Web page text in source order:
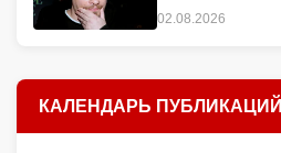
02.08.2026
КАЛЕНДАРЬ ПУБЛИКАЦИЙ